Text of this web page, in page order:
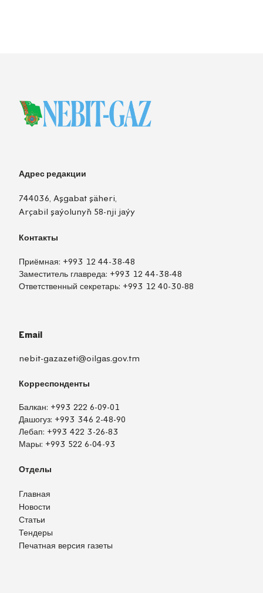
Адрес редакции
744036, Aşgabat şäheri,
Arçabil şaýolunyň 58-nji jaýy
Контакты
Приёмная: +993 12 44-38-48
Заместитель главреда: +993 12 44-38-48
Ответственный секретарь: +993 12 40-30-88
Email
nebit-gazazeti@oilgas.gov.tm
Корреспонденты
Балкан: +993 222 6-09-01
Дашогуз: +993 346 2-48-90
Лебап: +993 422 3-26-83
Мары: +993 522 6-04-93
Отделы
Главная
Новости
Статьи
Тендеры
Печатная версия газеты